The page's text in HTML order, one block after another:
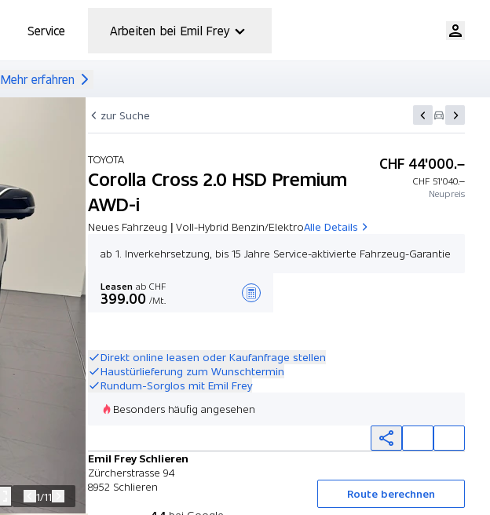
Service Arbeiten bei Emil Frey
Mehr erfahren
zur Suche
TOYOTA
Corolla Cross 2.0 HSD Premium
AWD-i
Neues Fahrzeug | Voll-Hybrid Benzin/ElektroAlle Details
CHF 44'000.–
CHF 51'040.–
Neupreis
ab 1. Inverkehrsetzung, bis 15 Jahre Service-aktivierte Fahrzeug-Garantie
Leasen ab CHF
399.00 /Mt.
Direkt online leasen oder Kaufanfrage stellen
Haustürlieferung zum Wunschtermin
Rundum-Sorglos mit Emil Frey
Besonders häufig angesehen
Emil Frey Schlieren
Zürcherstrasse 94
8952 Schlieren
Route berechnen
1/11